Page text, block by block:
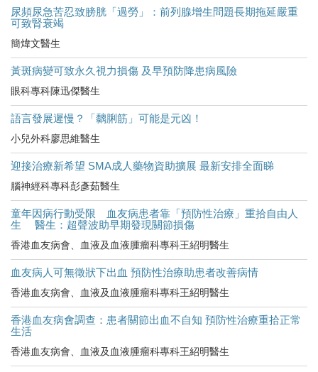
尿頻尿急苦忍致膀胱「過勞」：前列腺增生問題長期拖延嚴重
可致腎衰竭
簡煒文醫生
黃斑病變可致永久視力損傷 及早預防降患病風險
眼科專科陳迅傑醫生
語言發展遲慢？「黐脷筋」可能是元凶！
小兒外科廖思維醫生
迎接治療新希望 SMA成人藥物資助擴展 最新安排全面睇
腦神經科專科彭彥茹醫生
童年因病行動受限 血友病患者靠「預防性治療」重拾自由人
生 醫生：超聲波助早期發現關節損傷
香港血友病會、血液及血液腫瘤科專科王紹明醫生
血友病人可無徵狀下出血 預防性治療助患者改善病情
香港血友病會、血液及血液腫瘤科專科王紹明醫生
香港血友病會調查：患者關節出血不自知 預防性治療重拾正常
生活
香港血友病會、血液及血液腫瘤科專科王紹明醫生